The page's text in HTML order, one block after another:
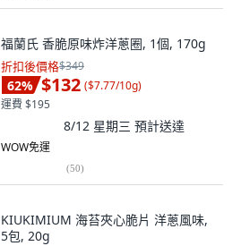
福蘭氏 香脆原味炸洋蔥圈, 1個, 170g
折扣後價格$349
62% $132 ($7.77/10g)
運費 $195
8/12 星期三 預計送達
WOW免運
(50)
KIUKIMIUM 海苔夾心脆片 洋蔥風味,
5包, 20g